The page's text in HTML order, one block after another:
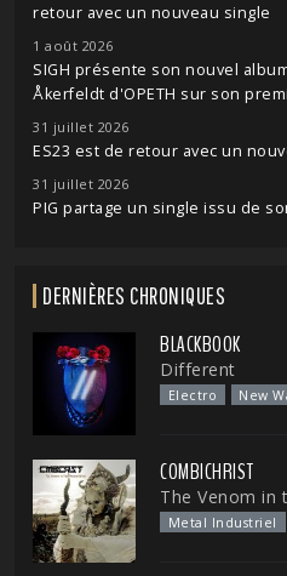
retour avec un nouveau single
1 août 2026
SIGH présente son nouvel
Åkerfeldt d'OPETH sur son
31 juillet 2026
ES23 est de retour avec un
31 juillet 2026
PIG partage un single issu de
DERNIÈRES CHRONIQUES
BLACKBOOK
Different
Electro New
COMBICHRIST
The Venom in
Metal Industriel